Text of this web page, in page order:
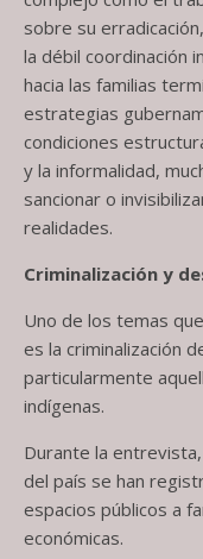
sobre su
la débil coordinación
hacia las familias
estrategias
condiciones
y la informalidad,
sancionar o
realidades.
Criminalización y
Uno de los temas
es la criminalización
particularmente
indígenas.
Durante la
del país se han
espacios públicos a
económicas.